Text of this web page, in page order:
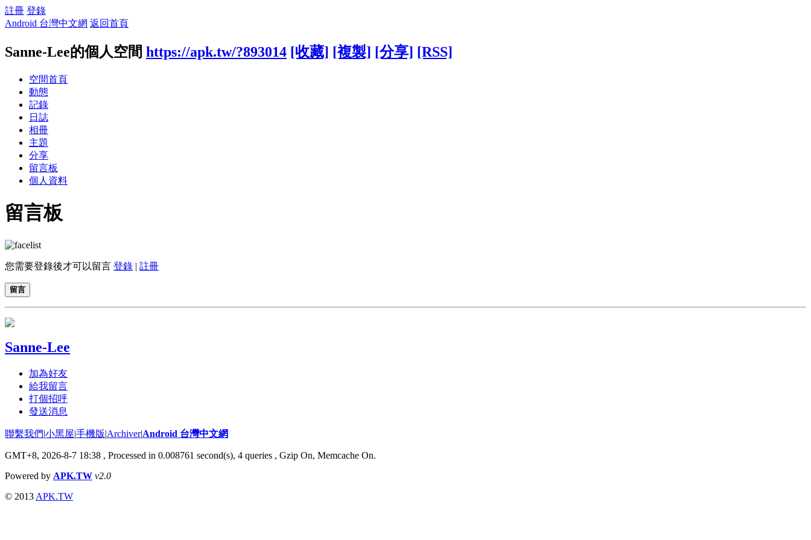
註冊 登錄
Android 台灣中文網 返回首頁
Sanne-Lee的個人空間 https://apk.tw/?893014 [收藏] [複製] [分享] [RSS]
空間首頁
動態
記錄
日誌
相冊
主題
分享
留言板
個人資料
留言板
您需要登錄後才可以留言 登錄 | 註冊
留言
Sanne-Lee
加為好友
給我留言
打個招呼
發送消息
聯繫我們|小黑屋|手機版|Archiver|Android 台灣中文網
GMT+8, 2026-8-7 18:38 , Processed in 0.008761 second(s), 4 queries , Gzip On, Memcache On.
Powered by APK.TW v2.0
© 2013 APK.TW